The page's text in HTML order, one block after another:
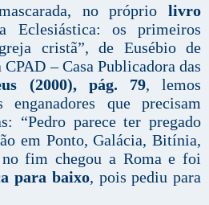
no próprio livro
Eclesiástica: os primeiros
cristã”, de Eusébio de
– Casa Publicadora das
(2000), pág. 79, lemos
enganadores que precisam
“Pedro parece ter pregado
em Ponto, Galácia, Bitínia,
fim chegou a Roma e foi
para baixo, pois pediu para